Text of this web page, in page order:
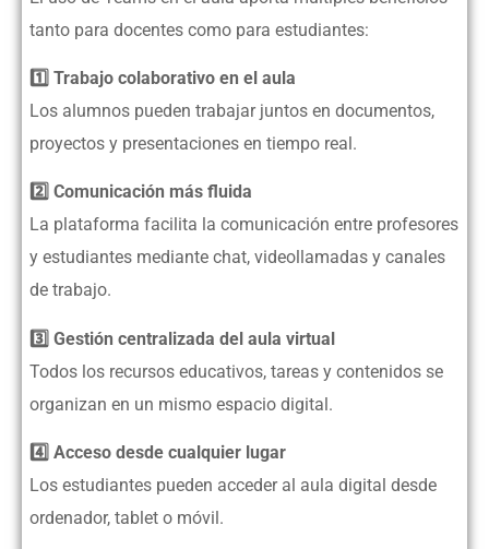
tanto para docentes como para estudiantes:
1️⃣ Trabajo colaborativo en el aula
Los alumnos pueden trabajar juntos en documentos,
proyectos y presentaciones en tiempo real.
2️⃣ Comunicación más fluida
La plataforma facilita la comunicación entre profesores
y estudiantes mediante chat, videollamadas y canales
de trabajo.
3️⃣ Gestión centralizada del aula virtual
Todos los recursos educativos, tareas y contenidos se
organizan en un mismo espacio digital.
4️⃣ Acceso desde cualquier lugar
Los estudiantes pueden acceder al aula digital desde
ordenador, tablet o móvil.